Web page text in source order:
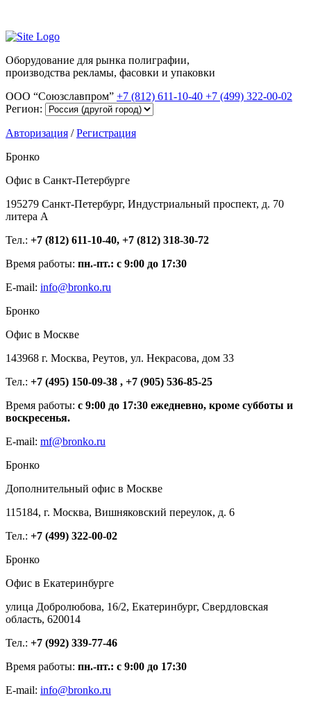
Оборудование для рынка полиграфии,
производства рекламы, фасовки и упаковки
ООО “Союзславпром” +7 (812) 611-10-40 +7 (499) 322-00-02
Регион:
Авторизация /Регистрация
Бронко
Офис в Санкт-Петербурге
195279 Санкт-Петербург, Индустриальный проспект, д. 70
литера А
Тел.: +7 (812) 611-10-40, +7 (812) 318-30-72
Время работы: пн.-пт.: с 9:00 до 17:30
E-mail: info@bronko.ru
Бронко
Офис в Москве
143968 г. Москва, Реутов, ул. Некрасова, дом 33
Тел.: +7 (495) 150-09-38 , +7 (905) 536-85-25
Время работы: с 9:00 до 17:30 ежедневно, кроме субботы и
воскресенья.
E-mail: mf@bronko.ru
Бронко
Дополнительный офис в Москве
115184, г. Москва, Вишняковский переулок, д. 6
Тел.: +7 (499) 322-00-02
Бронко
Офис в Екатеринбурге
улица Добролюбова, 16/2, Екатеринбург, Свердловская
область, 620014
Тел.: +7 (992) 339-77-46
Время работы: пн.-пт.: с 9:00 до 17:30
E-mail: info@bronko.ru